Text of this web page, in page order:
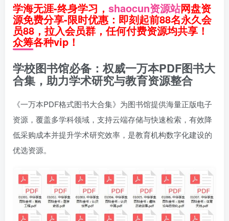
学海无涯-终身学习， shaocun资源站网盘资
源免费分享-限时优惠：即刻起前88名永久会
员88，拉入会员群，任何付费资源均共享！
众筹各种vip！
学校图书馆必备：权威一万本PDF图书大
合集，助力学术研究与教育资源整合
《一万本PDF格式图书大合集》为图书馆提供海量正版电子
资源，覆盖多学科领域，支持云端存储与快速检索，有效降
低采购成本并提升学术研究效率，是教育机构数字化建设的
优选资源。